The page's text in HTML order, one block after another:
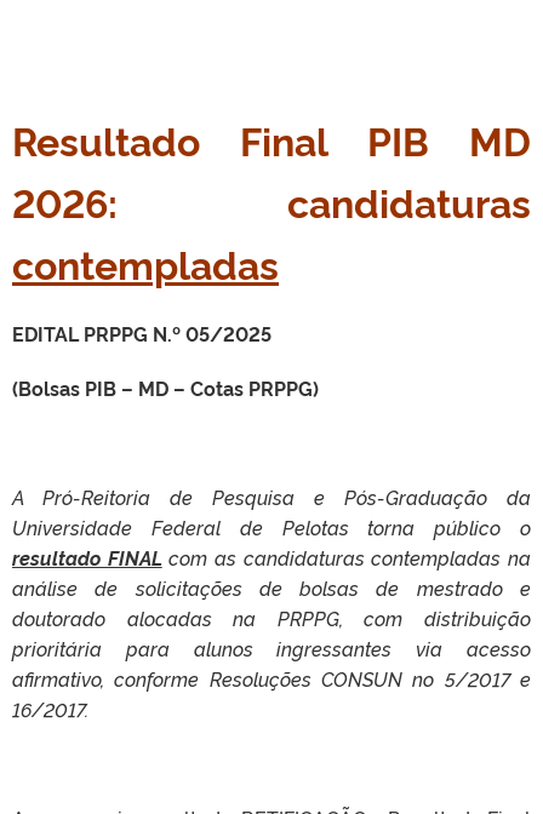
Resultado Final PIB MD
2026: candidaturas
contempladas
EDITAL PRPPG N.º 05/2025
(Bolsas PIB – MD – Cotas PRPPG)
A Pró-Reitoria de Pesquisa e Pós-Graduação da
Universidade Federal de Pelotas torna público o
resultado FINAL com as candidaturas contempladas na
análise de solicitações de bolsas de mestrado e
doutorado alocadas na PRPPG, com distribuição
prioritária para alunos ingressantes via acesso
afirmativo, conforme Resoluções CONSUN no 5/2017 e
16/2017.